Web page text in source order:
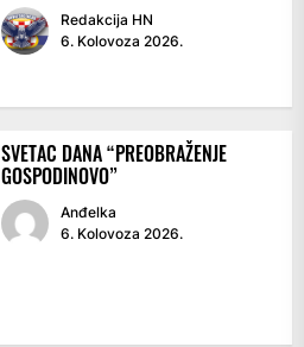
Redakcija HN
6. Kolovoza 2026.
SVETAC DANA “PREOBRAŽENJE
GOSPODINOVO”
Anđelka
6. Kolovoza 2026.